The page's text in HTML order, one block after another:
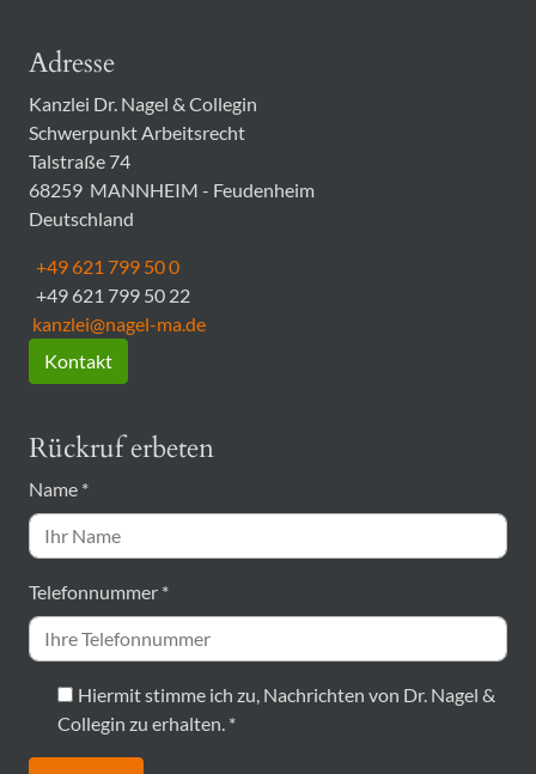
Adresse
Kanzlei Dr. Nagel & Collegin
Schwerpunkt Arbeitsrecht
Talstraße 74
68259 MANNHEIM - Feudenheim
Deutschland
+49 621 799 50 0
+49 621 799 50 22
kanzlei@nagel-ma.de
Kontakt
Rückruf erbeten
Name *
Telefonnummer *
Hiermit stimme ich zu, Nachrichten von Dr. Nagel &
Collegin zu erhalten. *